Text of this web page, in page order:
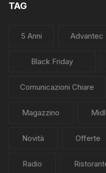
TAG
5 Anni Advantec
Black Friday
Comunicazioni Chiare
Magazzino
Novità Offerte
Radio